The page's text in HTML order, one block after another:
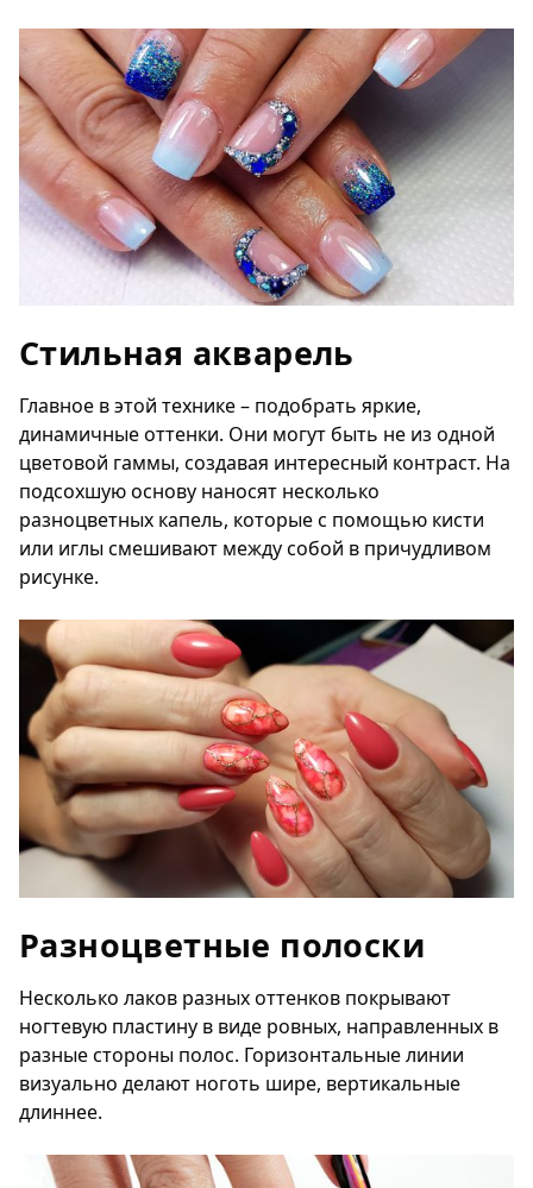
Стильная акварель
Главное в этой технике – подобрать яркие,
динамичные оттенки. Они могут быть не из одной
цветовой гаммы, создавая интересный контраст. На
подсохшую основу наносят несколько
разноцветных капель, которые с помощью кисти
или иглы смешивают между собой в причудливом
рисунке.
Разноцветные полоски
Несколько лаков разных оттенков покрывают
ногтевую пластину в виде ровных, направленных в
разные стороны полос. Горизонтальные линии
визуально делают ноготь шире, вертикальные
длиннее.